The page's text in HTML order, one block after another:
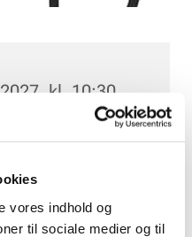
vores indhold og
til sociale medier og til
kl. 10:30
Bolbrovej 10B,